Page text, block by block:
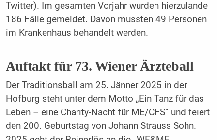
Twitter). Im gesamten Vorjahr wurden hierzulande
186 Fälle gemeldet. Davon mussten 49 Personen
im Krankenhaus behandelt werden.
Auftakt für 73. Wiener Ärzteball
Der Traditionsball am 25. Jänner 2025 in der
Hofburg steht unter dem Motto „Ein Tanz für das
Leben – eine Charity-Nacht für ME/CFS“ und feiert
den 200. Geburtstag von Johann Strauss Sohn.